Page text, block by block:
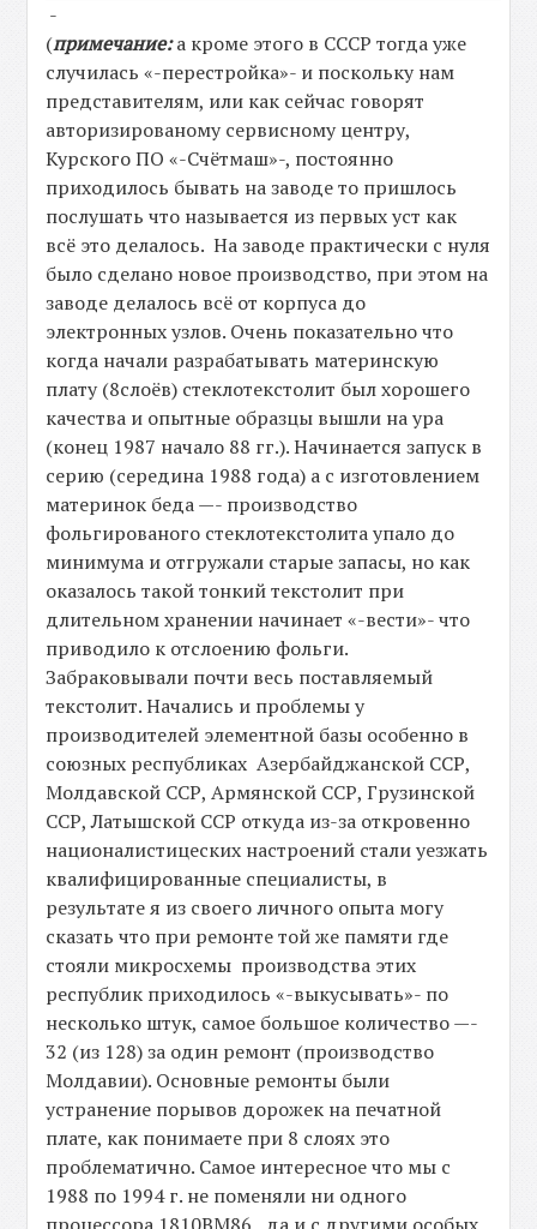
-
(примечание:а кроме этого в СССР тогда уже
случилась «-перестройка»- и поскольку нам
представителям, или как сейчас говорят
авторизированому сервисному центру,
Курского ПО «-Счётмаш»-, постоянно
приходилось бывать на заводе то пришлось
послушать что называется из первых уст как
всё это делалось. На заводе практически с нуля
было сделано новое производство, при этом на
заводе делалось всё от корпуса до
электронных узлов. Очень показательно что
когда начали разрабатывать материнскую
плату (8слоёв) стеклотекстолит был хорошего
качества и опытные образцы вышли на ура
(конец 1987 начало 88 гг.). Начинается запуск в
серию (середина 1988 года) а с изготовлением
материнок беда —- производство
фольгированого стеклотекстолита упало до
минимума и отгружали старые запасы, но как
оказалось такой тонкий текстолит при
длительном хранении начинает «-вести»- что
приводило к отслоению фольги.
Забраковывали почти весь поставляемый
текстолит. Начались и проблемы у
производителей элементной базы особенно в
союзных республиках Азербайджанской ССР,
Молдавской ССР, Армянской ССР, Грузинской
ССР, Латышской ССР откуда из-за откровенно
националистицеских настроений стали уезжать
квалифицированные специалисты, в
результате я из своего личного опыта могу
сказать что при ремонте той же памяти где
стояли микросхемы производства этих
республик приходилось «-выкусывать»- по
несколько штук, самое большое количество —-
32 (из 128) за один ремонт (производство
Молдавии). Основные ремонты были
устранение порывов дорожек на печатной
плате, как понимаете при 8 слоях это
проблематично. Самое интересное что мы с
1988 по 1994 г. не поменяли ни одного